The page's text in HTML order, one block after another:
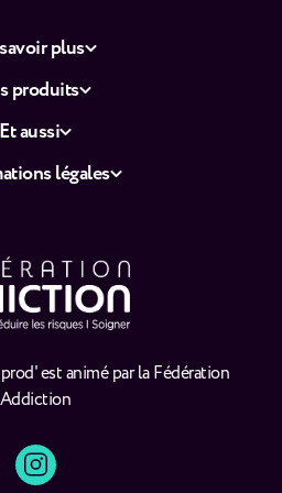
est animé par la Fédération
Addiction
plus
produits
Et aussi
légales